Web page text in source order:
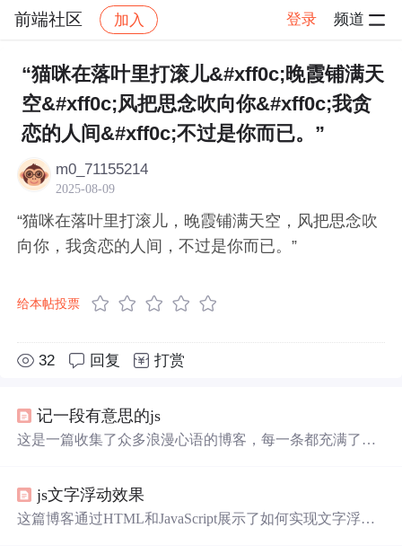
前端社区 加入 登录 频道
社区 前端社区 感慨 帖子详情
“猫咪在落叶里打滚儿&#xff0c;晚霞铺满天
空&#xff0c;风把思念吹向你&#xff0c;我贪
恋的人间&#xff0c;不过是你而已。”
m0_71155214
2025-08-09
“猫咪在落叶里打滚儿，晚霞铺满天空，风把思念吹
向你，我贪恋的人间，不过是你而已。”
给本帖投票
32 回复 打赏
记一段有意思的js
这是一篇收集了众多浪漫心语的博客，每一条都充满了甜
的独特情感，仿佛每个瞬间都因你而闪耀。这些话语如同
繁星，照亮了平凡的日子，让人感受到爱的力量和美好。
js文字浮动效果
这篇博客通过HTML和JavaScript展示了如何实现文字浮动